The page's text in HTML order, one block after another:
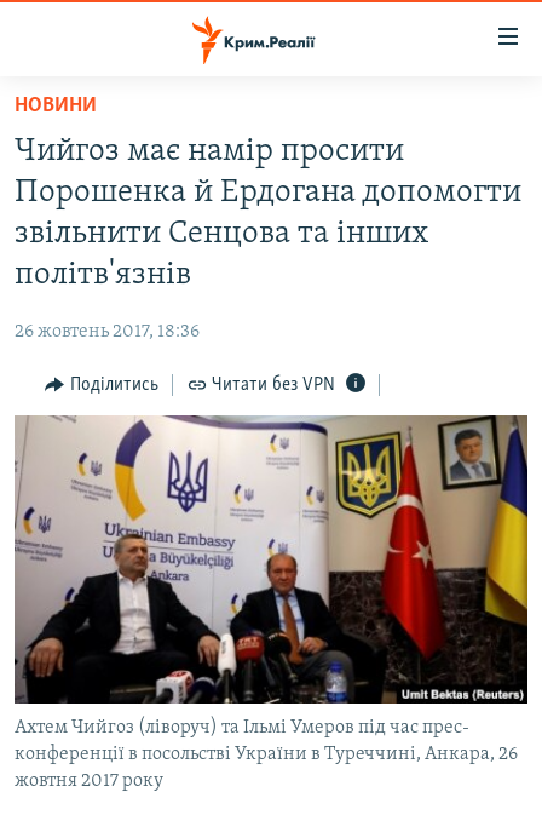
Перейти
основного
матеріалу
Перейти
до
основної
Перейти
пошуку
ВІДЕО ТА ФОТО
ПОЛІТИКА
ІНТЕРВ'Ю
ВСЕ ЗА ДЕНЬ
СПЕЦПРОЕКТИ
ДЕПОРТАЦІЯ
ВІДЕОУРОКИ «ELIFBE»
СВІДЧЕННЯ ОКУПАЦІЇ
УКРАЇНСЬКА ПРОБЛЕМА КРИМУ
ІНФОГРАФІКА
ЯК ОБІЙТИ БЛОКУВАННЯ
Русский
Qırımtatar
ДОЛУЧАЙСЯ!
НОВИНИ
Чийгоз має намір просити
Порошенка й Ердогана допомогти
звільнити Сенцова та інших
політв'язнів
26 жовтень 2017, 18:36
Поділитись Читати без VPN
Ахтем Чийгоз (ліворуч) та Ільмі Умеров під час прес-
конференції в посольстві України в Туреччині, Анкара, 26
жовтня 2017 року